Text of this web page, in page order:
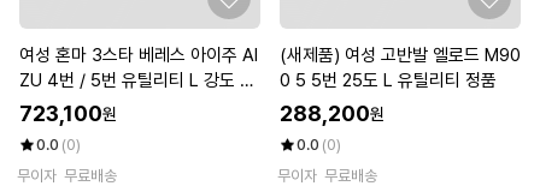
여성 혼마 3스타 베레스 아이주 AI
ZU 4번 / 5번 유틸리티 L 강도 코
오롱 정품
723,100원
0.0 (0)
무이자 무료배송
(새제품) 여성 고반발 엘로드 M90
0 5 5번 25도 L 유틸리티 정품
288,200원
0.0 (0)
무이자 무료배송